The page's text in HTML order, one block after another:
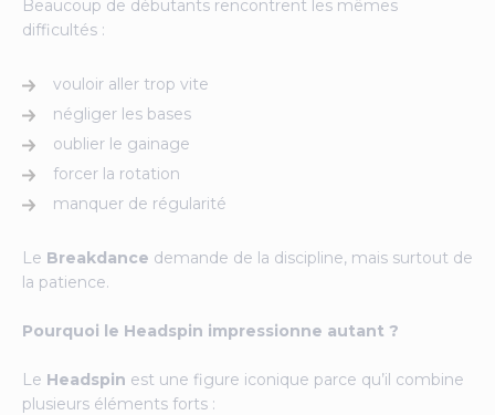
Beaucoup de débutants rencontrent les mêmes
difficultés :
vouloir aller trop vite
négliger les bases
oublier le gainage
forcer la rotation
manquer de régularité
Le Breakdance demande de la discipline, mais surtout de
la patience.
Pourquoi le Headspin impressionne autant ?
Le Headspin est une figure iconique parce qu’il combine
plusieurs éléments forts :